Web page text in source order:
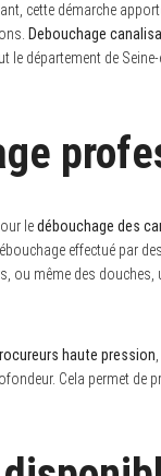
cette démarche
Debouchage
le département de
ledébouchage des
effectué par
ou même des
haute pression
Cela permet de